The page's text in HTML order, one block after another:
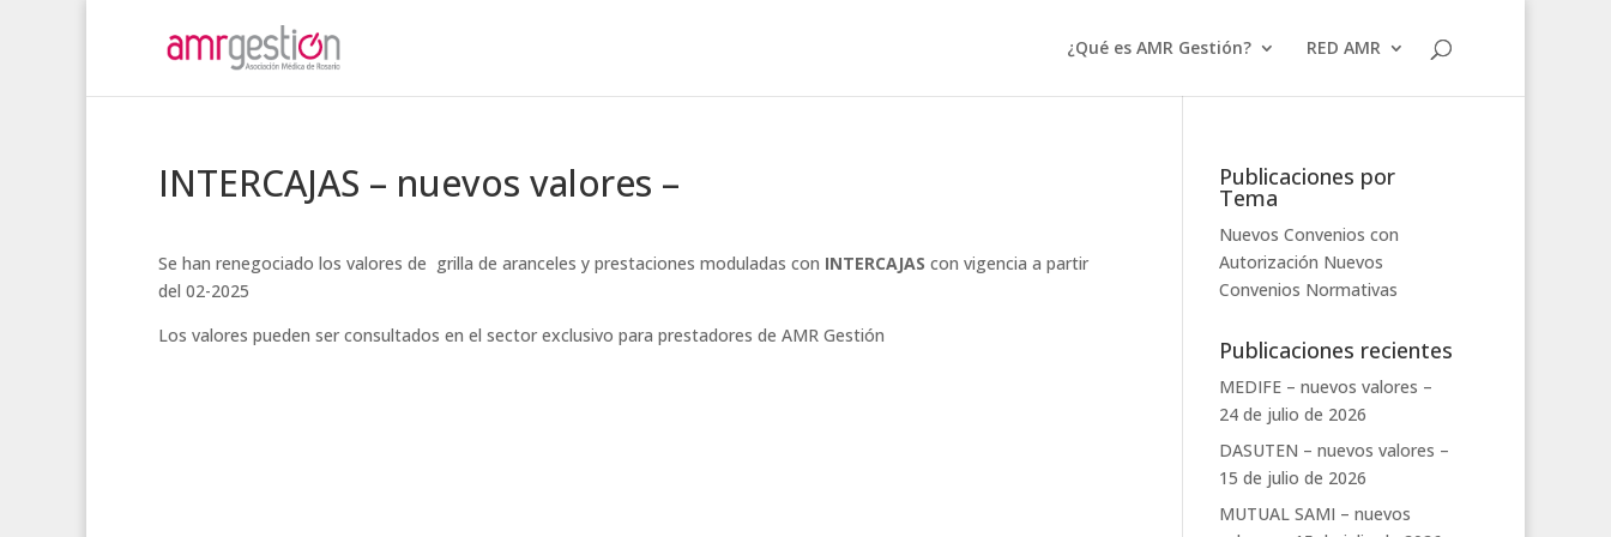
¿Qué es AMR Gestión? RED AMR
INTERCAJAS – nuevos valores –
Se han renegociado los valores de grilla de aranceles y prestaciones moduladas con INTERCAJAS con vigencia a partir
del 02-2025
Los valores pueden ser consultados en el sector exclusivo para prestadores de AMR Gestión
Publicaciones por
Tema
Nuevos Convenios con
Autorización Nuevos
Convenios Normativas
Publicaciones recientes
MEDIFE – nuevos valores –
24 de julio de 2026
DASUTEN – nuevos valores –
15 de julio de 2026
MUTUAL SAMI – nuevos